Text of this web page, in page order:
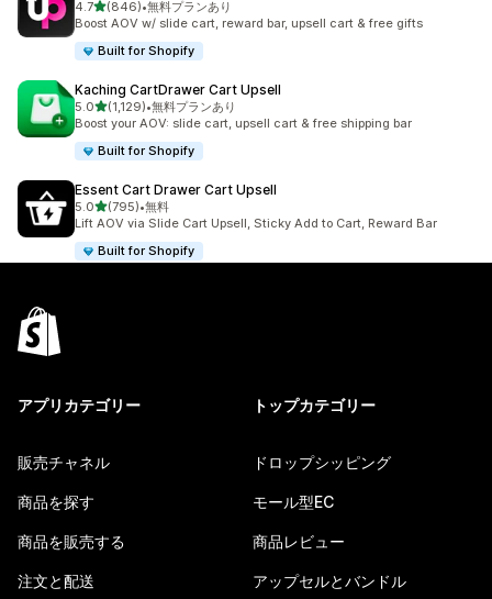
4.75つ星中
(846)
合計レビュー数：846件
•無料プランあり
Boost AOV w/ slide cart, reward bar, upsell cart & free gifts
Built for Shopify
Kaching CartDrawer Cart Upsell
5.05つ星中
(1,129)
合計レビュー数：1129件
•無料プランあり
Boost your AOV: slide cart, upsell cart & free shipping bar
Built for Shopify
Essent Cart Drawer Cart Upsell
5.05つ星中
(795)
合計レビュー数：795件
•無料
Lift AOV via Slide Cart Upsell, Sticky Add to Cart, Reward Bar
Built for Shopify
アプリカテゴリー
販売チャネル
商品を探す
商品を販売する
注文と配送
トップカテゴリー
ドロップシッピング
モール型EC
商品レビュー
アップセルとバンドル